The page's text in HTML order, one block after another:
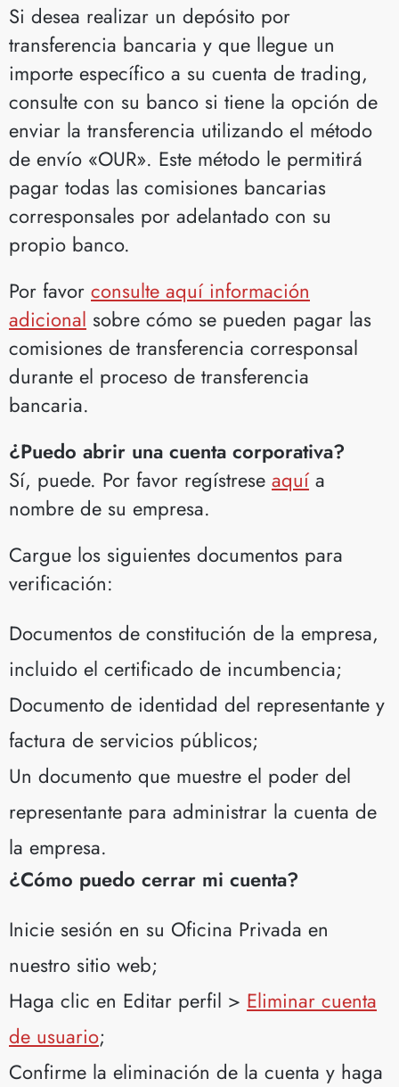
Si desea realizar un depósito por
transferencia bancaria y que llegue un
importe específico a su cuenta de trading,
consulte con su banco si tiene la opción de
enviar la transferencia utilizando el método
de envío «OUR». Este método le permitirá
pagar todas las comisiones bancarias
corresponsales por adelantado con su
propio banco.
Por favor consulte aquí información
adicional sobre cómo se pueden pagar las
comisiones de transferencia corresponsal
durante el proceso de transferencia
bancaria.
¿Puedo abrir una cuenta corporativa?
Sí, puede. Por favor regístrese aquí a
nombre de su empresa.
Cargue los siguientes documentos para
verificación:
Documentos de constitución de la empresa,
incluido el certificado de incumbencia;
Documento de identidad del representante y
factura de servicios públicos;
Un documento que muestre el poder del
representante para administrar la cuenta de
la empresa.
¿Cómo puedo cerrar mi cuenta?
Inicie sesión en su Oficina Privada en
nuestro sitio web;
Haga clic en Editar perfil > Eliminar cuenta
de usuario;
Confirme la eliminación de la cuenta y haga